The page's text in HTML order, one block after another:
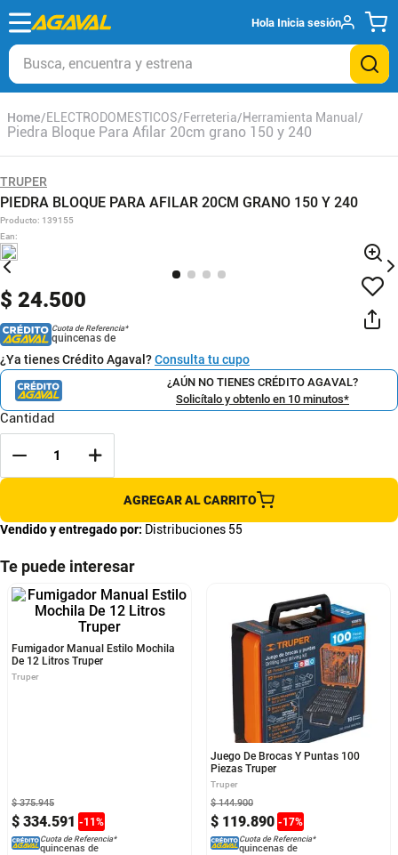
Hola Inicia sesión
Busca, encuentra y estrena
ELECTRODOMESTICOS Ferreteria Herramienta Manual
Piedra Bloque Para Afilar 20cm grano 150 y 240
TRUPER
PIEDRA BLOQUE PARA AFILAR 20CM GRANO 150 Y 240
Producto: 139155
Ean:
$ 24.500
Cuota de Referencia*
quincenas de
¿Ya tienes Crédito Agaval?Consulta tu cupo
¿AÚN NO TIENES CRÉDITO AGAVAL?
Solicítalo y obtenlo en 10 minutos*
Cantidad
AGREGAR AL CARRITO
Vendido y entregado por: Distribuciones 55
Te puede interesar
$ 334.591 -11%
$ 375.945
Cuota de Referencia*
quincenas de
Juego De Brocas Y Puntas 100
Piezas Truper
Truper
$ 119.890 -17%
$ 144.900
Cuota de Referencia*
quincenas de